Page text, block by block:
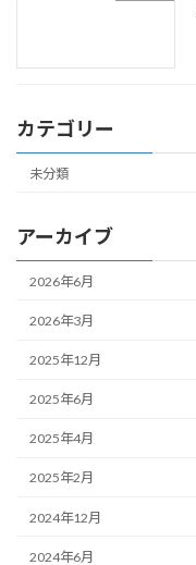
カテゴリー
未分類
アーカイブ
2026年6月
2026年3月
2025年12月
2025年6月
2025年4月
2025年2月
2024年12月
2024年6月